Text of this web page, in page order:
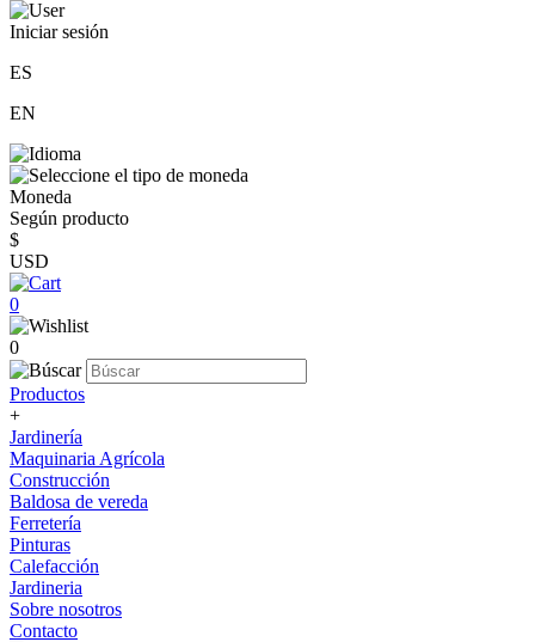
Iniciar sesión
ES
EN
Moneda
Según producto
$
USD
0
0
Productos
+
Jardinería
Maquinaria Agrícola
Construcción
Baldosa de vereda
Ferretería
Pinturas
Calefacción
Jardineria
Sobre nosotros
Contacto